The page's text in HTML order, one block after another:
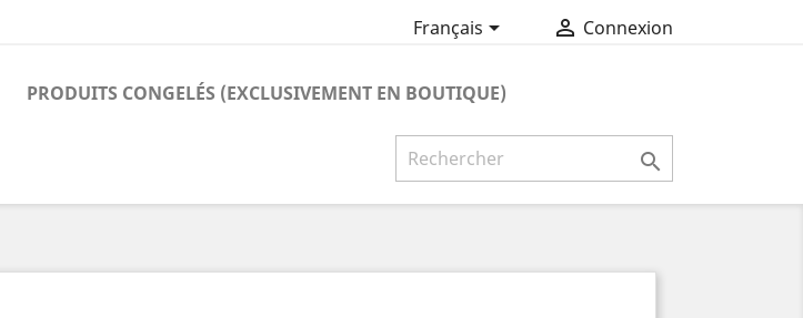
Français  Connexion
PRODUITS CONGELÉS (EXCLUSIVEMENT EN BOUTIQUE)
